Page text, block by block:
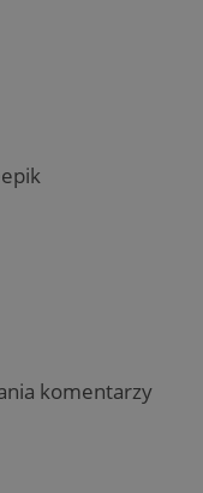
komentarzy